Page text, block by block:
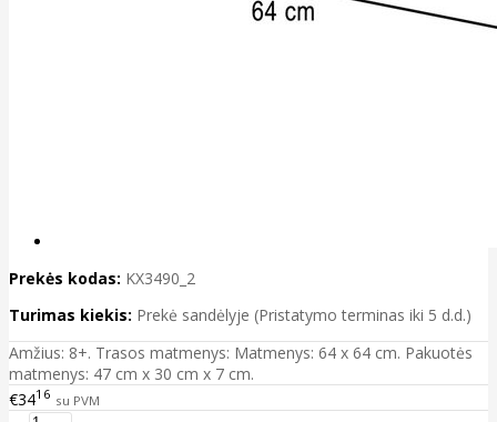
Prekės kodas: KX3490_2
Turimas kiekis: Prekė sandėlyje (Pristatymo terminas iki 5 d.d.)
Amžius: 8+. Trasos matmenys: Matmenys: 64 x 64 cm. Pakuotės
matmenys: 47 cm x 30 cm x 7 cm.
€3416 su PVM